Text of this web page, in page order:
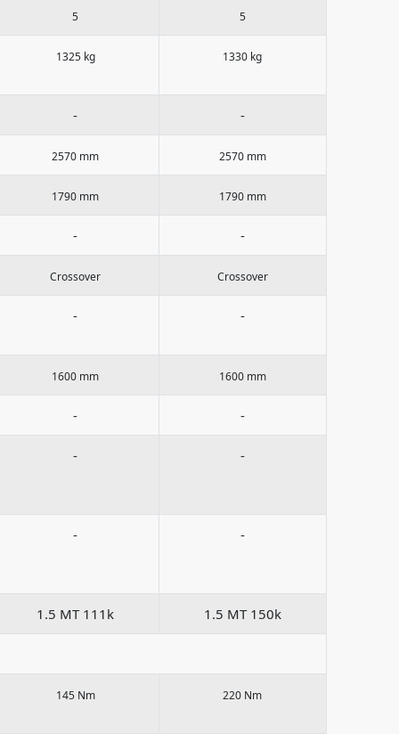
5 5
1325 kg 1330 kg
- -
2570 mm 2570 mm
1790 mm 1790 mm
- -
Crossover Crossover
- -
1600 mm 1600 mm
- -
- -
- -
1.5 MT 111k 1.5 MT 150k
145 Nm 220 Nm